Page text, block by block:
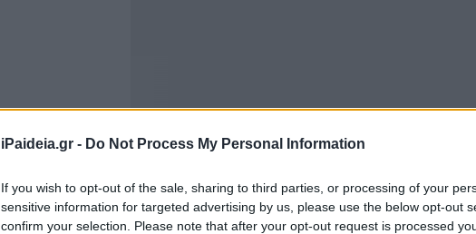
iPaideia.gr - Do Not Process My Personal Information
If you wish to opt-out of the sale, sharing to third parties, or processing of your
sensitive information for targeted advertising by us, please use the below opt-out
confirm your selection. Please note that after your opt-out request is processed
Ιδιαίτερη αναφορά έκανε στη μακρά εκπαιδευτική
μαθητές/-τριες και φοιτητές/-τριες, μεταξύ των οποίων